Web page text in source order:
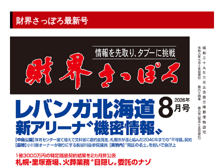
財界さっぽろ最新号